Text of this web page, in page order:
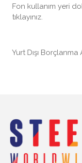
Fon kullanım yeri
tıklayınız.
Yurt Dışı Borçlanma